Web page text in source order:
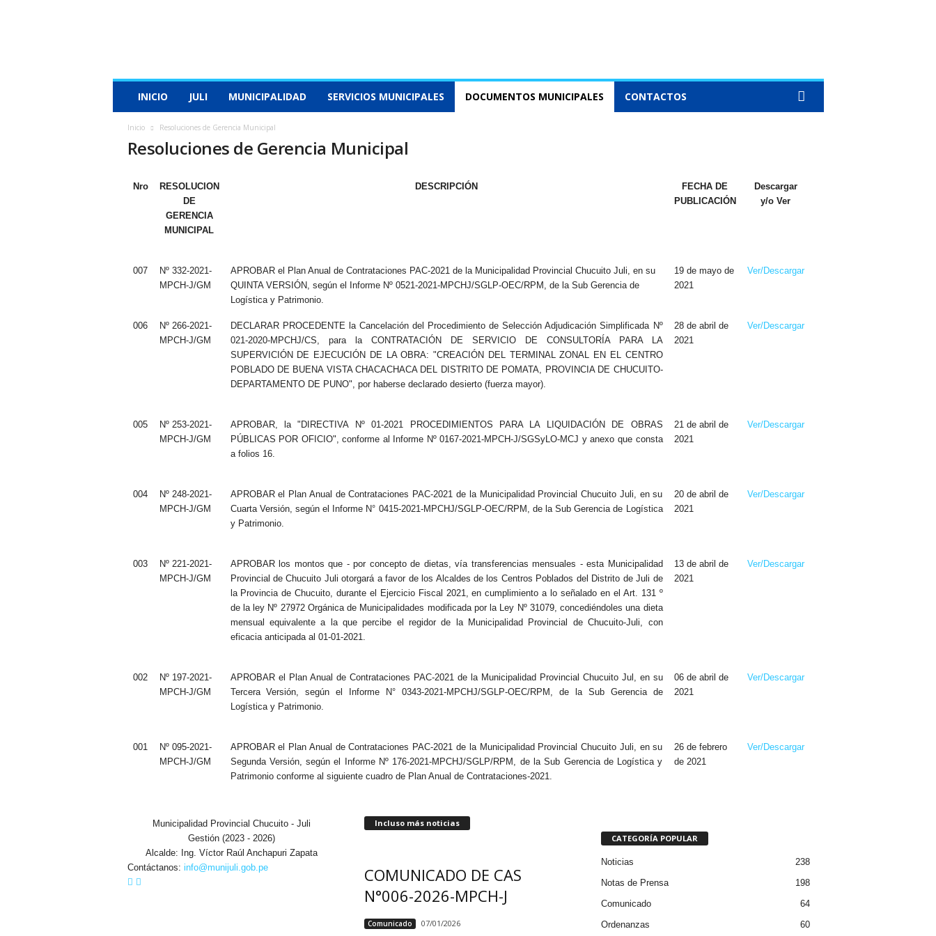
INICIO JULI MUNICIPALIDAD SERVICIOS MUNICIPALES DOCUMENTOS MUNICIPALES CONTACTOS
Inicio Resoluciones de Gerencia Municipal
Resoluciones de Gerencia Municipal
Nro
RESOLUCION
DE
GERENCIA
MUNICIPAL
DESCRIPCIÓN
FECHA DE
PUBLICACIÓN
Descargar
y/o Ver
007
Nº 332-2021-
MPCH-J/GM
APROBAR el Plan Anual de Contrataciones PAC-2021 de la Municipalidad Provincial Chucuito Juli, en su
QUINTA VERSIÓN, según el Informe Nº 0521-2021-MPCHJ/SGLP-OEC/RPM, de la Sub Gerencia de
Logística y Patrimonio.
19 de mayo de
2021
Ver/Descargar
006
Nº 266-2021-
MPCH-J/GM
DECLARAR PROCEDENTE la Cancelación del Procedimiento de Selección Adjudicación Simplificada Nº
021-2020-MPCHJ/CS, para la CONTRATACIÓN DE SERVICIO DE CONSULTORÍA PARA LA
SUPERVICIÓN DE EJECUCIÓN DE LA OBRA: "CREACIÓN DEL TERMINAL ZONAL EN EL CENTRO
POBLADO DE BUENA VISTA CHACACHACA DEL DISTRITO DE POMATA, PROVINCIA DE CHUCUITO-
DEPARTAMENTO DE PUNO", por haberse declarado desierto (fuerza mayor).
28 de abril de
2021
Ver/Descargar
005
Nº 253-2021-
MPCH-J/GM
APROBAR, la "DIRECTIVA Nº 01-2021 PROCEDIMIENTOS PARA LA LIQUIDACIÓN DE OBRAS
PÚBLICAS POR OFICIO", conforme al Informe Nº 0167-2021-MPCH-J/SGSyLO-MCJ y anexo que consta
a folios 16.
21 de abril de
2021
Ver/Descargar
004
Nº 248-2021-
MPCH-J/GM
APROBAR el Plan Anual de Contrataciones PAC-2021 de la Municipalidad Provincial Chucuito Juli, en su
Cuarta Versión, según el Informe N° 0415-2021-MPCHJ/SGLP-OEC/RPM, de la Sub Gerencia de Logística
y Patrimonio.
20 de abril de
2021
Ver/Descargar
003
Nº 221-2021-
MPCH-J/GM
APROBAR los montos que - por concepto de dietas, vía transferencias mensuales - esta Municipalidad
Provincial de Chucuito Juli otorgará a favor de los Alcaldes de los Centros Poblados del Distrito de Juli de
la Provincia de Chucuito, durante el Ejercicio Fiscal 2021, en cumplimiento a lo señalado en el Art. 131 º
de la ley Nº 27972 Orgánica de Municipalidades modificada por la Ley Nº 31079, concediéndoles una dieta
mensual equivalente a la que percibe el regidor de la Municipalidad Provincial de Chucuito-Juli, con
eficacia anticipada al 01-01-2021.
13 de abril de
2021
Ver/Descargar
002
Nº 197-2021-
MPCH-J/GM
APROBAR el Plan Anual de Contrataciones PAC-2021 de la Municipalidad Provincial Chucuito Jul, en su
Tercera Versión, según el Informe N° 0343-2021-MPCHJ/SGLP-OEC/RPM, de la Sub Gerencia de
Logística y Patrimonio.
06 de abril de
2021
Ver/Descargar
001
Nº 095-2021-
MPCH-J/GM
APROBAR el Plan Anual de Contrataciones PAC-2021 de la Municipalidad Provincial Chucuito Juli, en su
Segunda Versión, según el Informe Nº 176-2021-MPCHJ/SGLP/RPM, de la Sub Gerencia de Logística y
Patrimonio conforme al siguiente cuadro de Plan Anual de Contrataciones-2021.
26 de febrero
de 2021
Ver/Descargar
Municipalidad Provincial Chucuito - Juli
Gestión (2023 - 2026)
Alcalde: Ing. Víctor Raúl Anchapuri Zapata
Contáctanos: info@munijuli.gob.pe
Incluso más noticias
COMUNICADO DE CAS
N°006-2026-MPCH-J
Comunicado 07/01/2026
CATEGORÍA POPULAR
Noticias
238
Notas de Prensa
198
Comunicado
64
Ordenanzas
60